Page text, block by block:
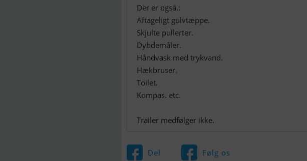
Der er også.:
Aftageligt gulvtæppe.
Skjulte pullerter.
Dybdemåler.
Håndvask med trykvand.
Hækbruser.
Toilet.
Kompas. etc.
Trailer medfølger ikke.
Del Følg os